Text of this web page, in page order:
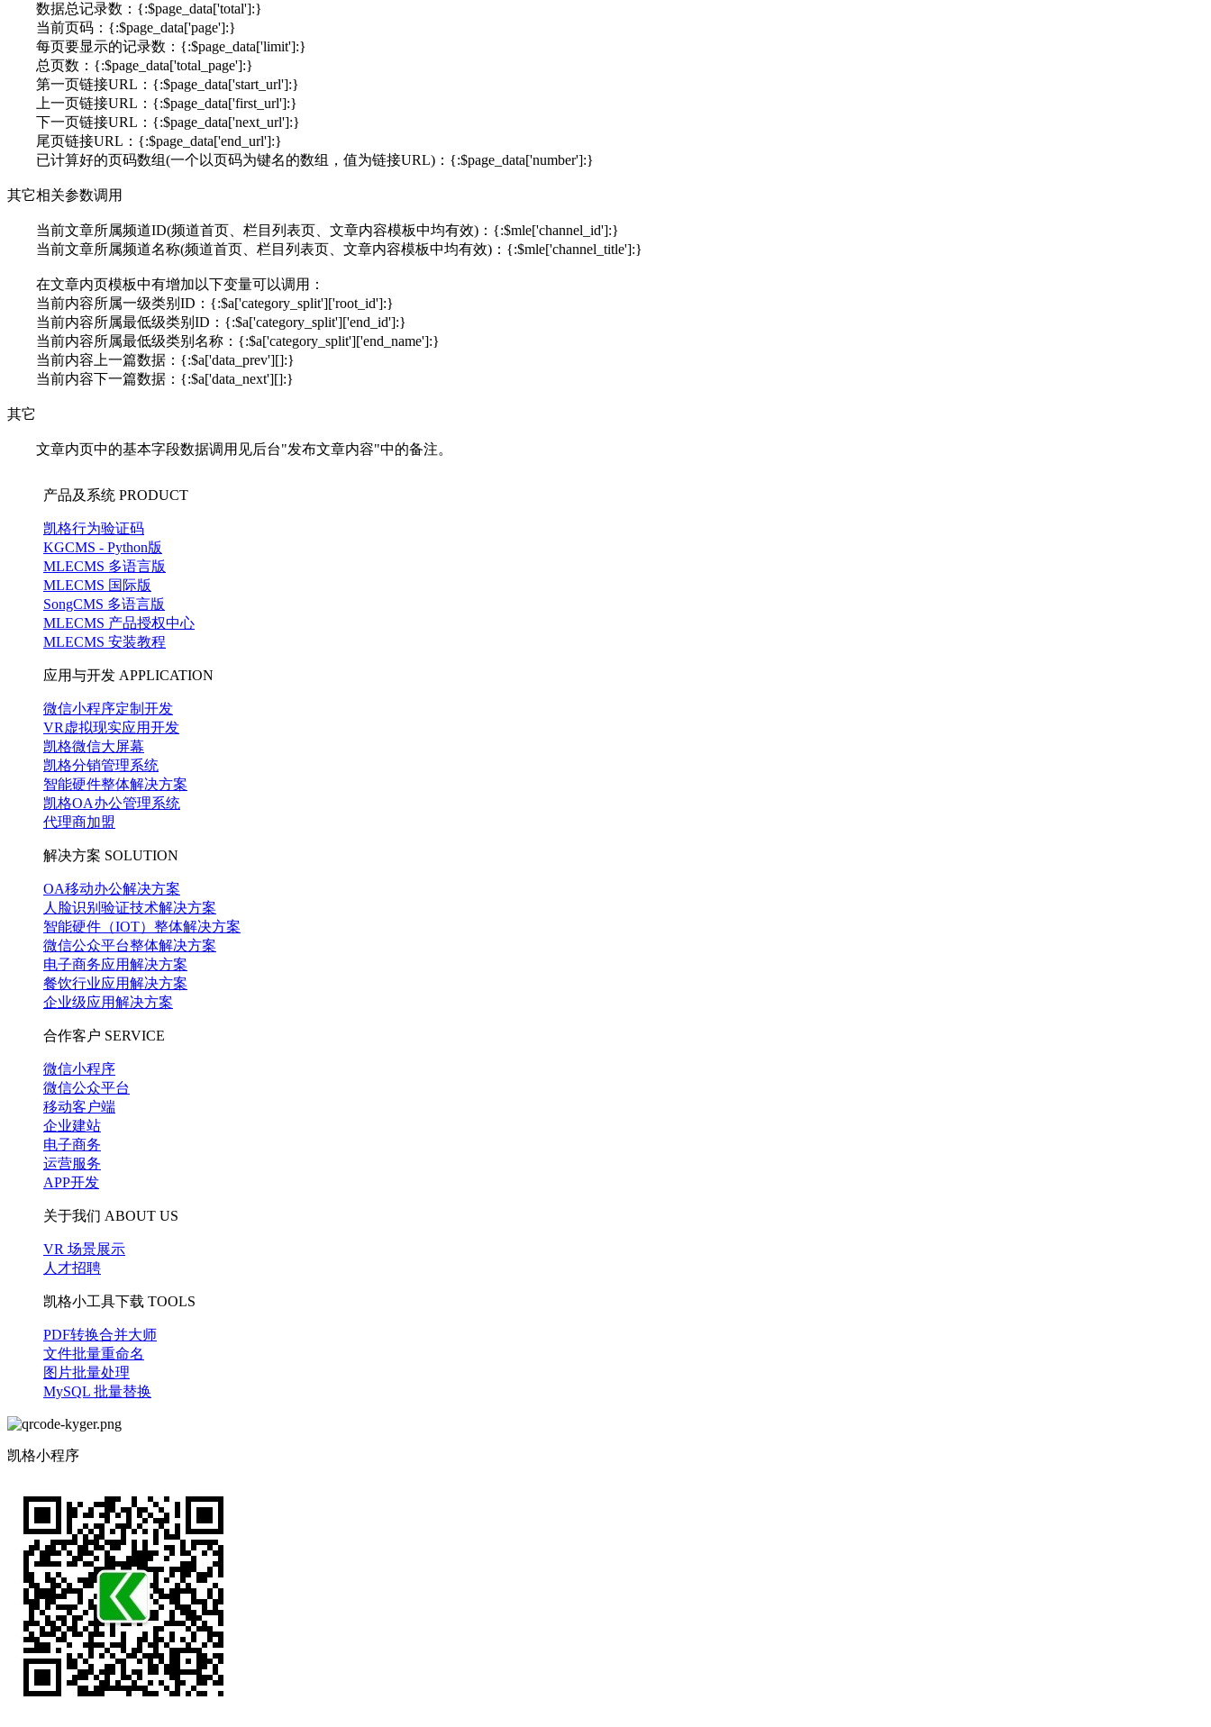
数据总记录数：{:$page_data['total']:}
当前页码：{:$page_data['page']:}
每页要显示的记录数：{:$page_data['limit']:}
总页数：{:$page_data['total_page']:}
第一页链接URL：{:$page_data['start_url']:}
上一页链接URL：{:$page_data['first_url']:}
下一页链接URL：{:$page_data['next_url']:}
尾页链接URL：{:$page_data['end_url']:}
已计算好的页码数组(一个以页码为键名的数组，值为链接URL)：{:$page_data['number']:}
其它相关参数调用
当前文章所属频道ID(频道首页、栏目列表页、文章内容模板中均有效)：{:$mle['channel_id']:}
当前文章所属频道名称(频道首页、栏目列表页、文章内容模板中均有效)：{:$mle['channel_title']:}
在文章内页模板中有增加以下变量可以调用：
当前内容所属一级类别ID：{:$a['category_split']['root_id']:}
当前内容所属最低级类别ID：{:$a['category_split']['end_id']:}
当前内容所属最低级类别名称：{:$a['category_split']['end_name']:}
当前内容上一篇数据：{:$a['data_prev'][]:}
当前内容下一篇数据：{:$a['data_next'][]:}
其它
文章内页中的基本字段数据调用见后台"发布文章内容"中的备注。
产品及系统 PRODUCT
凯格行为验证码
KGCMS - Python版
MLECMS 多语言版
MLECMS 国际版
SongCMS 多语言版
MLECMS 产品授权中心
MLECMS 安装教程
应用与开发 APPLICATION
微信小程序定制开发
VR虚拟现实应用开发
凯格微信大屏幕
凯格分销管理系统
智能硬件整体解决方案
凯格OA办公管理系统
代理商加盟
解决方案 SOLUTION
OA移动办公解决方案
人脸识别验证技术解决方案
智能硬件（IOT）整体解决方案
微信公众平台整体解决方案
电子商务应用解决方案
餐饮行业应用解决方案
企业级应用解决方案
合作客户 SERVICE
微信小程序
微信公众平台
移动客户端
企业建站
电子商务
运营服务
APP开发
关于我们 ABOUT US
VR 场景展示
人才招聘
凯格小工具下载 TOOLS
PDF转换合并大师
文件批量重命名
图片批量处理
MySQL 批量替换
凯格小程序